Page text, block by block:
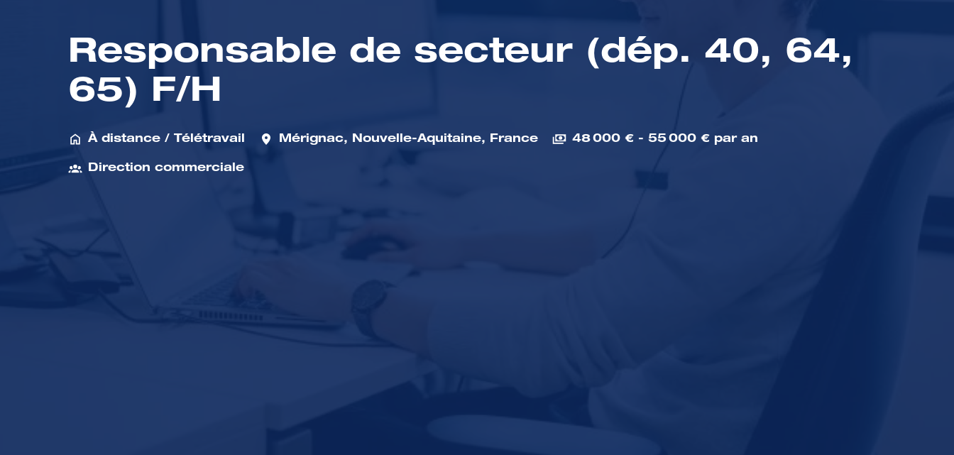
Responsable de secteur (dép. 40, 64,
65) F/H
À distance / Télétravail Mérignac, Nouvelle-Aquitaine, France 48 000 € - 55 000 € par an
Direction commerciale